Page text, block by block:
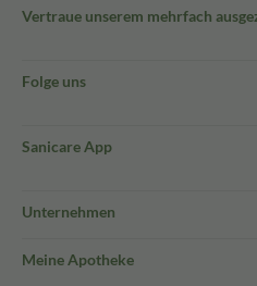
Vertraue unserem mehrfach
Folge uns
Sanicare App
Unternehmen
Meine Apotheke